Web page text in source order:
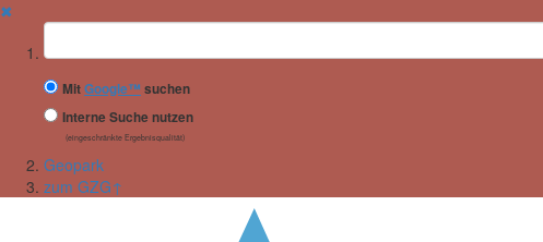
✖
Suchbegriff
MitGoogle™ suchen
Interne Suche nutzen
(eingeschränkte Ergebnisqualität)
Geopark
zum GZG↑